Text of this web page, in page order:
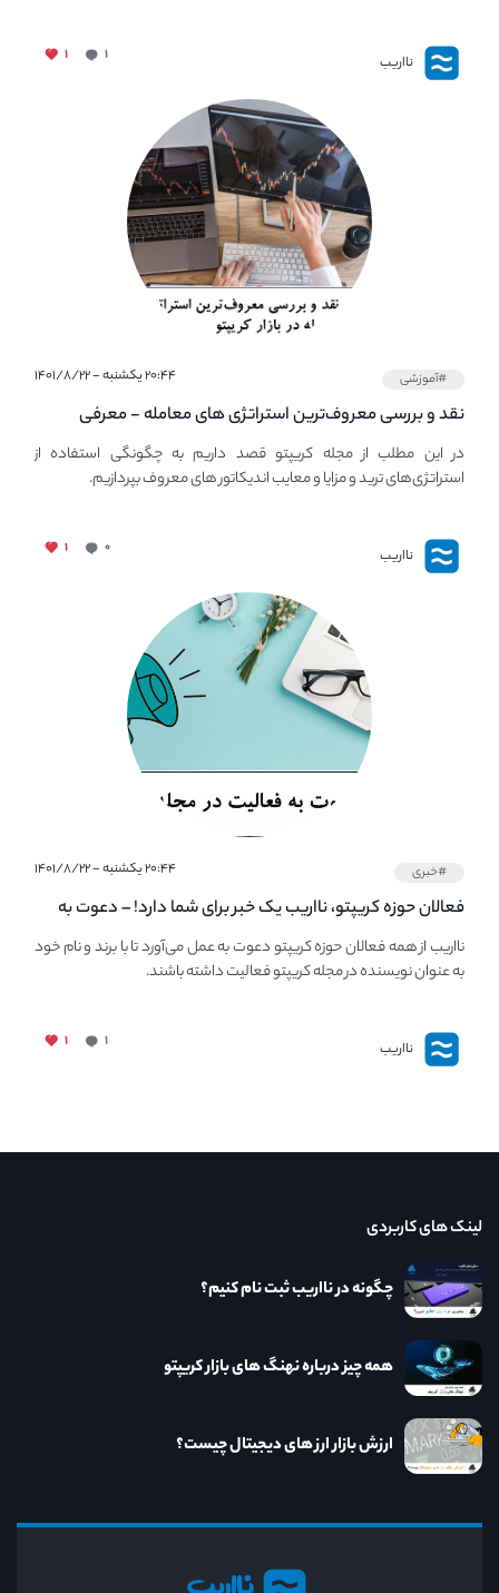
نااریب ۱ ۱
#آموزشی ۲۰:۴۴ یکشنبه - ۱۴۰۱/۸/۲۲
نقد و بررسی معروف‌ترین استراتژی های معامله - معرفی
استراتژی های مهم ترید در بازار کریپتو
در این مطلب از مجله کریپتو قصد داریم به چگونگی استفاده از
استراتژی‌های ترید و مزایا و معایب اندیکاتور های معروف بپردازیم.
نااریب ۰ ۱
#خبری ۲۰:۴۴ یکشنبه - ۱۴۰۱/۸/۲۲
فعالان حوزه کریپتو، نااریب یک خبر برای شما دارد! – دعوت به
فعالیت در مجله کریپتو
نااریب از همه فعالان حوزه کریپتو دعوت به عمل می‌آورد تا با برند و نام خود
به عنوان نویسنده در مجله کریپتو فعالیت داشته باشند.
نااریب ۱ ۱
لینک های کاربردی
چگونه در نااریب ثبت نام کنیم؟
همه چیز درباره نهنگ های بازار کریپتو
ارزش بازار ارز های دیجیتال چیست؟